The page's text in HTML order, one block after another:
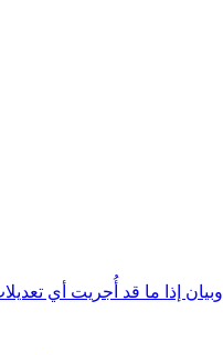
وبيان إذا ما قد أُجريت أي